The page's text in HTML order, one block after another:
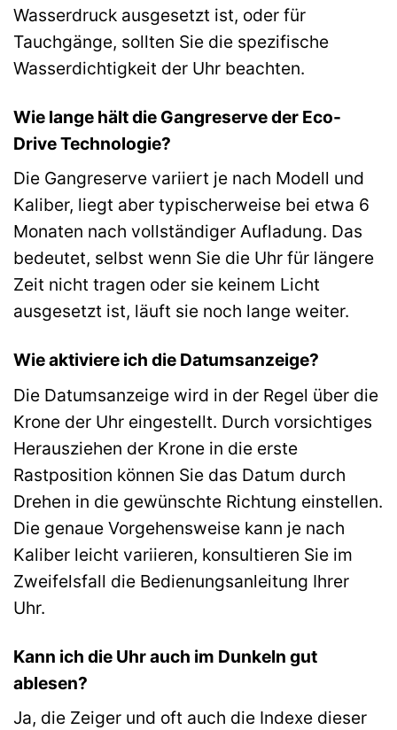
Wasserdruck ausgesetzt ist, oder für
Tauchgänge, sollten Sie die spezifische
Wasserdichtigkeit der Uhr beachten.
Wie lange hält die Gangreserve der Eco-
Drive Technologie?
Die Gangreserve variiert je nach Modell und
Kaliber, liegt aber typischerweise bei etwa 6
Monaten nach vollständiger Aufladung. Das
bedeutet, selbst wenn Sie die Uhr für längere
Zeit nicht tragen oder sie keinem Licht
ausgesetzt ist, läuft sie noch lange weiter.
Wie aktiviere ich die Datumsanzeige?
Die Datumsanzeige wird in der Regel über die
Krone der Uhr eingestellt. Durch vorsichtiges
Herausziehen der Krone in die erste
Rastposition können Sie das Datum durch
Drehen in die gewünschte Richtung einstellen.
Die genaue Vorgehensweise kann je nach
Kaliber leicht variieren, konsultieren Sie im
Zweifelsfall die Bedienungsanleitung Ihrer
Uhr.
Kann ich die Uhr auch im Dunkeln gut
ablesen?
Ja, die Zeiger und oft auch die Indexe dieser